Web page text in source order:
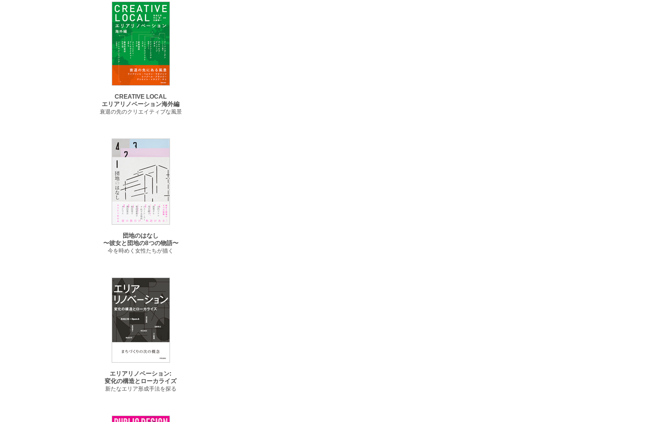
CREATIVE LOCAL
エリアリノベーション海外編
衰退の先のクリエイティブな風景
団地のはなし
〜彼女と団地の8つの物語〜
今を時めく女性たちが描く
エリアリノベーション:
変化の構造とローカライズ
新たなエリア形成手法を探る